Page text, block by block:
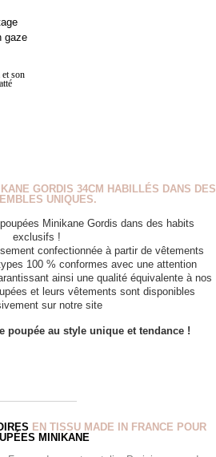
son
GORDIS 34CM HABILLÉS DANS DES
UNIQUES.
Minikane Gordis dans des habits
exclusifs !
confectionnée à partir de vêtements
100 % conformes avec une attention
ainsi une qualité équivalente à nos
et leurs vêtements sont disponibles
sur notre site
poupée au style unique et tendance !
EN TISSU MADE IN FRANCE POUR
MINIKANE